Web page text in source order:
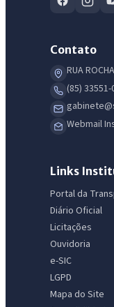
Contato
RUA
(85) 33551-
Webmail
Links
Portal da
Diário Oficial
Licitações
Ouvidoria
e-SIC
LGPD
Mapa do Site
IntGest AI